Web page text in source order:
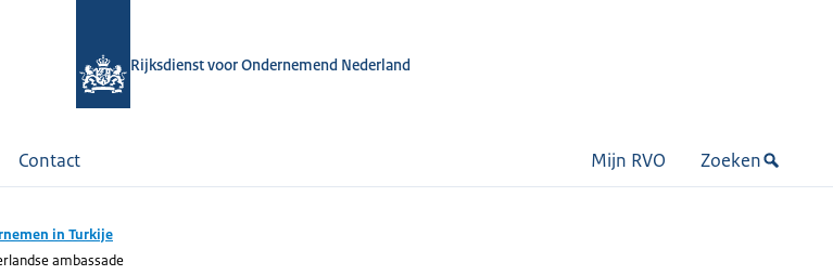
Rijksdienst voor Ondernemend Nederland
Contact Mijn RVO Zoeken
in Turkije
ambassade